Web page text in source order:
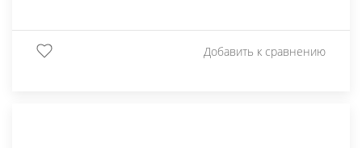
Добавить к сравнению